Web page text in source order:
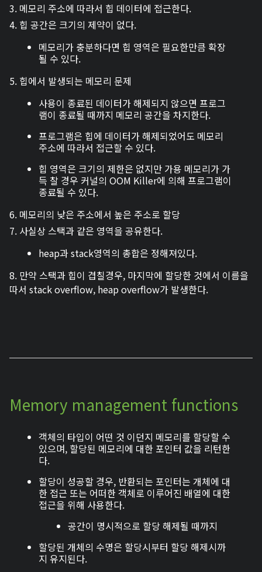
3. 메모리 주소에 따라서 힙 데이터에 접근한다.
4. 힙 공간은 크기의 제약이 없다.
메모리가 충분하다면 힙 영역은 필요한만큼 확장
될 수 있다.
5. 힙에서 발생되는 메모리 문제
사용이 종료된 데이터가 해제되지 않으면 프로그
램이 종료될 때까지 메모리 공간을 차지한다.
프로그램은 힙에 데이터가 해제되었어도 메모리
주소에 따라서 접근할 수 있다.
힙 영역은 크기의 제한은 없지만 가용 메모리가 가
득 찰 경우 커널의 OOM Killer에 의해 프로그램이
종료될 수 있다.
6. 메모리의 낮은 주소에서 높은 주소로 할당
7. 사실상 스택과 같은 영역을 공유한다.
heap과 stack영역의 총합은 정해져있다.
8. 만약 스택과 힙이 겹칠경우, 마지막에 할당한 것에서 이름을
따서 stack overflow, heap overflow가 발생한다.
Memory management functions
객체의 타입이 어떤 것 이던지 메모리를 할당할 수
있으며, 할당된 메모리에 대한 포인터 값을 리턴한
다.
할당이 성공할 경우, 반환되는 포인터는 개체에 대
한 접근 또는 어떠한 객체로 이루어진 배열에 대한
접근을 위해 사용한다.
공간이 명시적으로 할당 해제될 때까지
할당된 개체의 수명은 할당시부터 할당 해제시까
지 유지된다.